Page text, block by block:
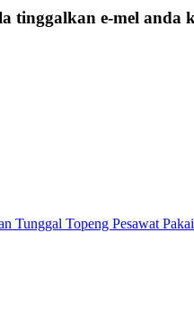
e-mel
Tunggal Topeng Pesawat Pakai